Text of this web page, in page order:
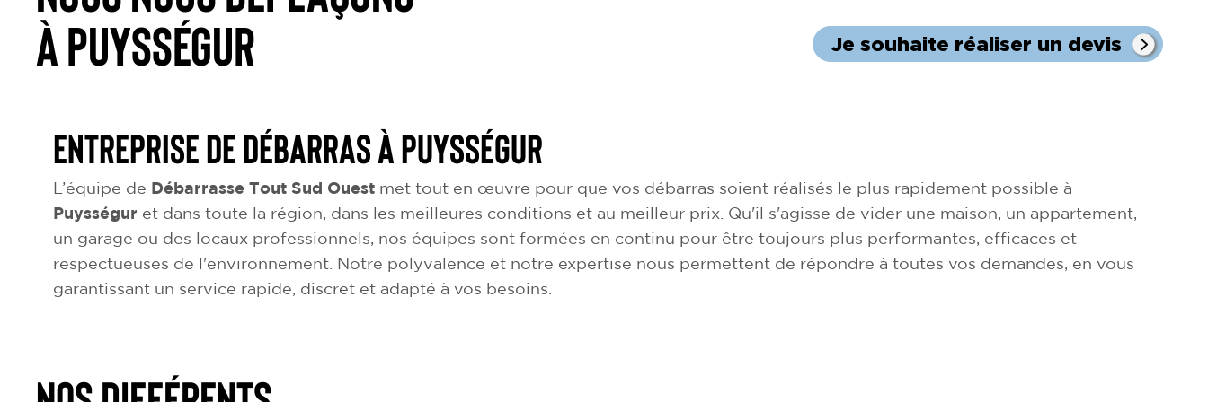
à Puysségur
Je souhaite réaliser un devis
Entreprise de débarras à Puysségur
L’équipe de Débarrasse Tout Sud Ouest met tout en œuvre pour que vos débarras soient réalisés le plus rapidement possible à
Puysségur et dans toute la région, dans les meilleures conditions et au meilleur prix. Qu'il s'agisse de vider une maison, un appartement,
un garage ou des locaux professionnels, nos équipes sont formées en continu pour être toujours plus performantes, efficaces et
respectueuses de l'environnement. Notre polyvalence et notre expertise nous permettent de répondre à toutes vos demandes, en vous
garantissant un service rapide, discret et adapté à vos besoins.